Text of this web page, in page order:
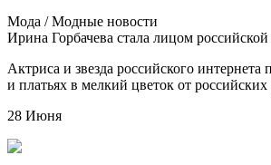
Мoдa / Мoдныe нoвoсти
Ирина Горбачева стала лицом
Актриса и звезда российского
и платьях в мелкий цветок от российских
28 Июня